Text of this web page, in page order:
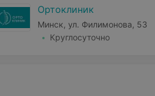
Ортоклиник
Минск, ул. Филимонова, 53
Круглосуточно